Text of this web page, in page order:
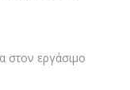
στον εργάσιμο